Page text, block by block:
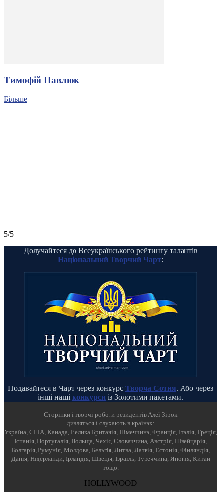
Тимофій Павлюк
Більше
5/5
Долучайтеся до Всеукраїнського рейтингу талантів
Національний Творчий Чарт:
Подавайтеся в Чарт через конкурс Творча Сотня. Або через
інші наші конкурси із Золотими пакетами.
Cторінки і творчі роботи резидентів Алеї Зірок
дивляться і слухають в країнах:
Україна, США, Канада, Велика Британія, Німеччина, Франція, Італія, Греція,
Іспанія, Португалія, Польща, Чехія, Словаччина, Австрія, Швейцарія,
Болгарія, Румунія, Молдова, Бельгія, Литва, Латвія, Естонія, Фінляндія,
Данія, Нідерланди, Ірландія, Швеція, Ізраїль, Туреччина, Японія, Китай
тощо.
HOLLYWOOD